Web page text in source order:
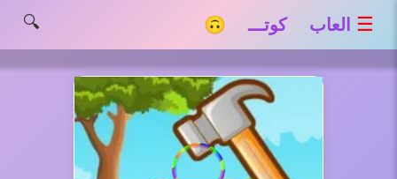
☰ العاب كوتـــ 🙃 🔍